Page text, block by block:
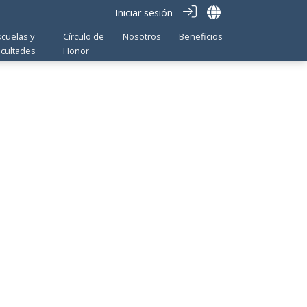
Iniciar sesión
y
Círculo de
Honor
Nosotros Beneficios